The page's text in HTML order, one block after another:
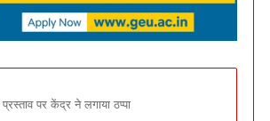
पर केंद्र ने लगाया ठप्पा